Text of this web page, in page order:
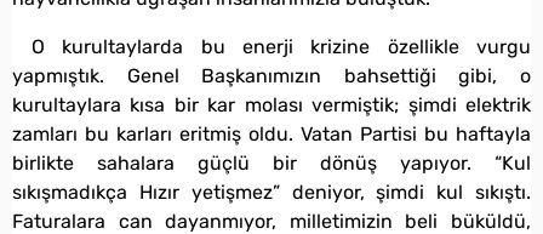
O kurultaylarda bu enerji krizine özellikle vurgu
yapmıştık. Genel Başkanımızın bahsettiği gibi, o
kurultaylara kısa bir kar molası vermiştik; şimdi elektrik
zamları bu karları eritmiş oldu. Vatan Partisi bu haftayla
birlikte sahalara güçlü bir dönüş yapıyor. “Kul
sıkışmadıkça Hızır yetişmez” deniyor, şimdi kul sıkıştı.
Faturalara can dayanmıyor, milletimizin beli büküldü,